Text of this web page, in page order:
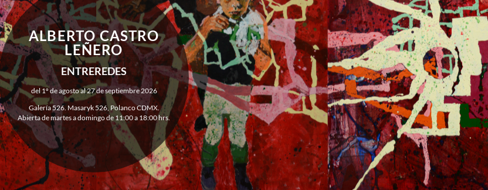
ALBERTO CASTRO
LEÑERO
ENTREREDES
del 1º de agosto al 27 de septiembre 2026
Galería 526. Masaryk 526, Polanco CDMX.
Abierta de martes a domingo de 11:00 a 18:00 hrs.